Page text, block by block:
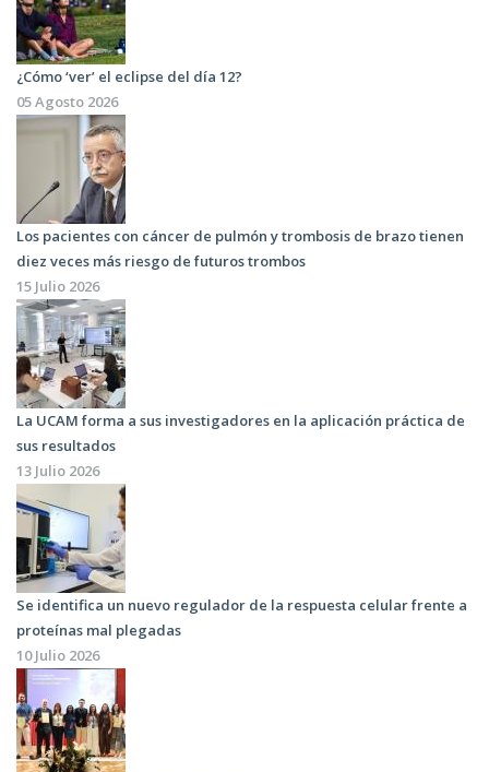
¿Cómo ‘ver’ el eclipse del día 12?
05 Agosto 2026
Los pacientes con cáncer de pulmón y trombosis de brazo tienen
diez veces más riesgo de futuros trombos
15 Julio 2026
La UCAM forma a sus investigadores en la aplicación práctica de
sus resultados
13 Julio 2026
Se identifica un nuevo regulador de la respuesta celular frente a
proteínas mal plegadas
10 Julio 2026